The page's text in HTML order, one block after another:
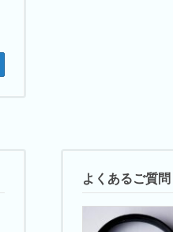
よくあるご質問